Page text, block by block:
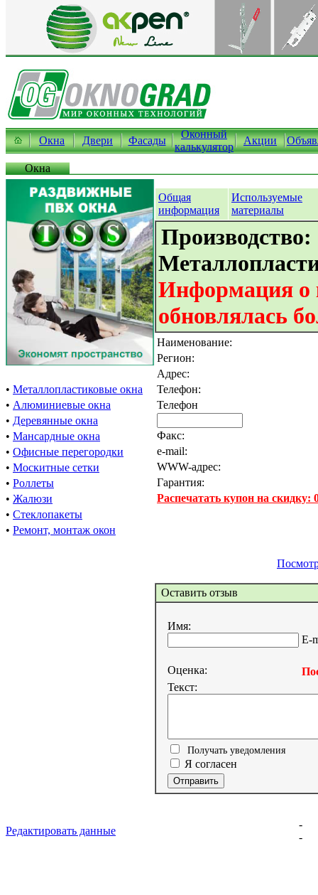
Окна Двери Фасады
Оконный
калькулятор
Акции
Окна
• Металлопластиковые окна
• Алюминиевые окна
• Деревянные окна
• Мансардные окна
• Офисные перегородки
• Москитные сетки
• Роллеты
• Жалюзи
• Стеклопакеты
• Ремонт, монтаж окон
Общая
информация
Используемые
материалы
Производство:
Информация о
обновлялась
Наименование:
Регион:
Адрес:
Телефон:
Телефон
Факс:
e-mail:
WWW-адрес:
Гарантия:
Распечатать купон на скидку:
Оставить отзыв
Имя:
E-
Оценка:
Текст:
Получать уведомления
Я согласен
Редактировать данные
-
-